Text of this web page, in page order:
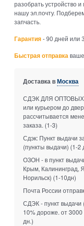
разобрать устройство
нашу эл.почту.
запчасть.
Гарантия - 90 дней или
Быстрая отправка
Доставка вМосква
СДЭК ДЛЯ ОПТОВЫХ
или курьером до
рассчитывается
заказа. (1-3)
Сдэк: Пункт выдачи
(пункты выдачи) (1-2
ОЗОН - в пункт
Крым, Калининград,
Норильск) (1-10дн)
Почта России
СДЭК - пункт выдачи
10% дороже. от
дн.)